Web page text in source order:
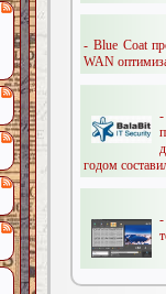
- Blue Coat
WAN
годом
-